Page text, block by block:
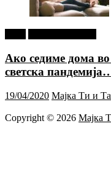
Ако седиме дома
светска
19/04/2020 Мајка Ти и
Copyright © 2026 Мајка